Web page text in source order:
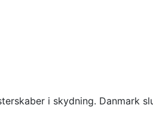
i skydning. Danmark